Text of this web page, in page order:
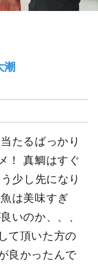
潮
たるばっかり
！ 真鯛はすぐ
少し先になり
は美味すぎ
いのか、、、
て頂いた方の
良かったんで